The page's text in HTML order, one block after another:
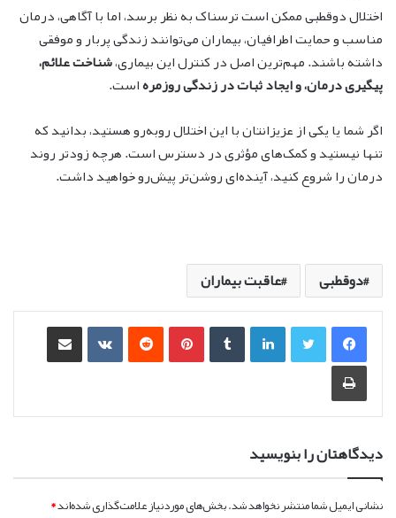
اختلال دوقطبی ممکن است ترسناک به نظر برسد، اما با آگاهی، درمان
مناسب و حمایت اطرافیان، بیماران می‌توانند زندگی پربار و موفقی
داشته باشند. مهم‌ترین اصل در کنترل این بیماری،شناخت علائم،
پیگیری درمان، و ایجاد ثبات در زندگی روزمرهاست.
اگر شما یا یکی از عزیزانتان با این اختلال روبه‌رو هستید، بدانید که
تنها نیستید و کمک‌های مؤثری در دسترس است. هرچه زودتر روند
درمان را شروع کنید، آینده‌ای روشن‌تر پیش‌رو خواهید داشت.
دوقطبی عاقبت بیماران
لینکدین ‫پین‌ترست ‫رددیت
چاپ
دیدگاهتان را بنویسید
نشانی ایمیل شما منتشر نخواهد شد.بخش‌های موردنیاز علامت‌گذاری شده‌اند*